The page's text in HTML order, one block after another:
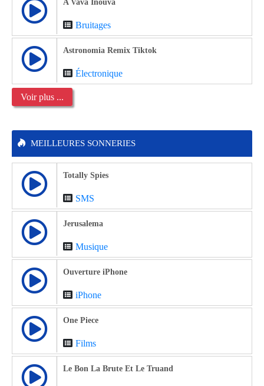
A Vava Inouva
Bruitages
Astronomia Remix Tiktok
Électronique
Voir plus ...
MEILLEURES SONNERIES
Totally Spies
SMS
Jerusalema
Musique
Ouverture iPhone
iPhone
One Piece
Films
Le Bon La Brute Et Le Truand